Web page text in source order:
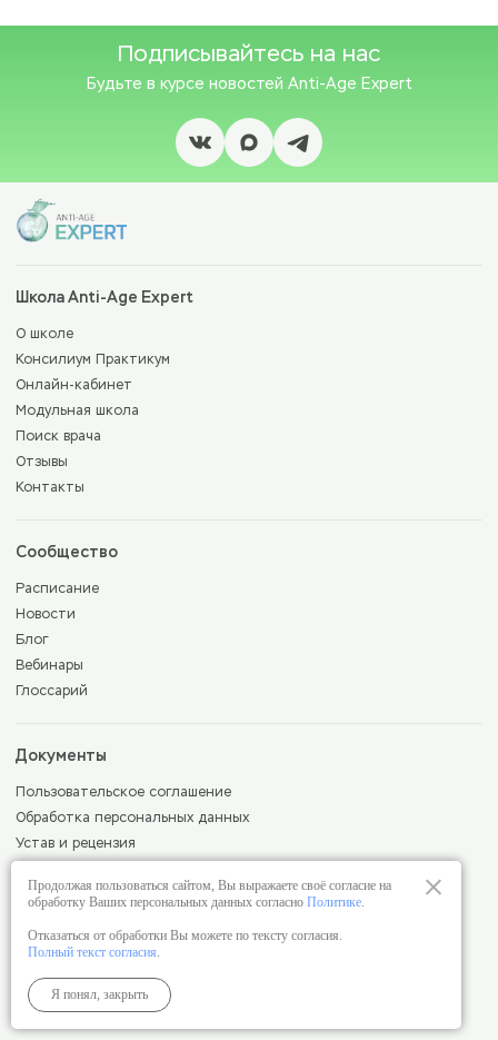
Подписывайтесь на нас
Будьте в курсе новостей Anti-Age Expert
Школа Anti-Age Expert
О школе
Консилиум Практикум
Онлайн-кабинет
Модульная школа
Поиск врача
Отзывы
Контакты
Сообщество
Расписание
Новости
Блог
Вебинары
Глоссарий
Документы
Пользовательское соглашение
Обработка персональных данных
Устав и рецензия
Сведения об образовательной организации
+7 (930) 779-40-37
Продолжая пользоваться сайтом, Вы выражаете своё согласие на
обработку Ваших персональных данных согласно Политике.
Отказаться от обработки Вы можете по тексту согласия.
Полный текст согласия.
Я понял, закрыть